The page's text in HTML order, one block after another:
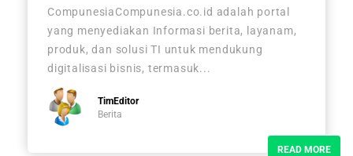
CompunesiaCompunesia.co.id adalah portal
yang menyediakan Informasi berita, layanam,
produk, dan solusi TI untuk mendukung
digitalisasi bisnis, termasuk...
TimEditor
Berita
READ MORE